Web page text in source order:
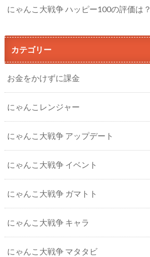
にゃんこ大戦争 ハッピー100の評価は？
カテゴリー
お金をかけずに課金
にゃんこレンジャー
にゃんこ大戦争 アップデート
にゃんこ大戦争 イベント
にゃんこ大戦争 ガマトト
にゃんこ大戦争 キャラ
にゃんこ大戦争 マタタビ